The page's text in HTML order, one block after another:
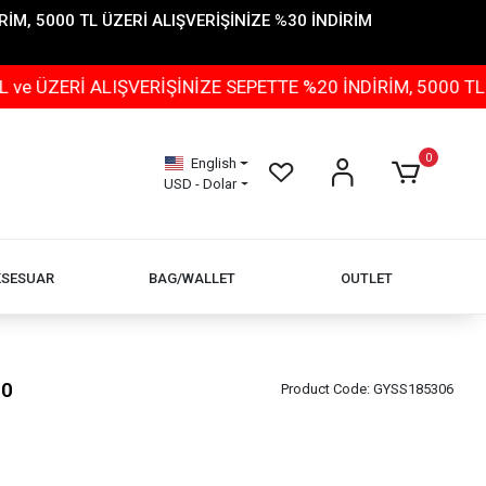
5000 TL ÜZERİ ALIŞVERİŞİNİZE %30 İNDİRİM
ALIŞVERİŞİNİZE SEPETTE %20 İNDİRİM, 5000 TL
English
USD - Dolar
0
BAG/WALLET OUTLET
Product Code: GYSS185306